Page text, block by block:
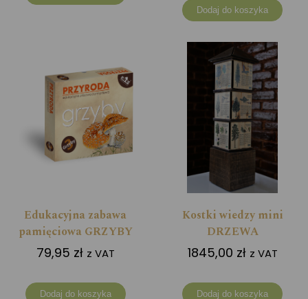
Dodaj do koszyka
Edukacyjna zabawa
pamięciowa GRZYBY
79,95 zł z VAT
Dodaj do koszyka
Kostki wiedzy mini
DRZEWA
1845,00 zł z VAT
Dodaj do koszyka